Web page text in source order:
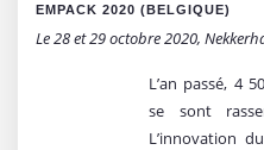
EMPACK 2020 (BELGIQUE)
Le 28 et 29 octobre 2020,
L’an passé, 4
se sont
L’innovation